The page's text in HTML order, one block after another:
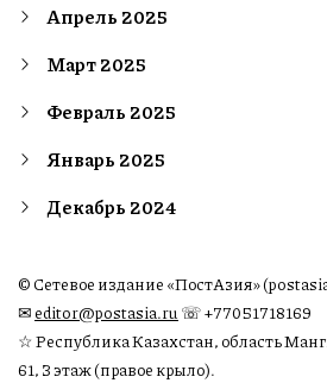
Апрель 2025
Март 2025
Февраль 2025
Январь 2025
Декабрь 2024
© Сетевое издание «ПостАзия»
✉︎editor@postasia.ru ☏ +77051718169
☆ Республика Казахстан, область
61, 3 этаж (правое крыло).